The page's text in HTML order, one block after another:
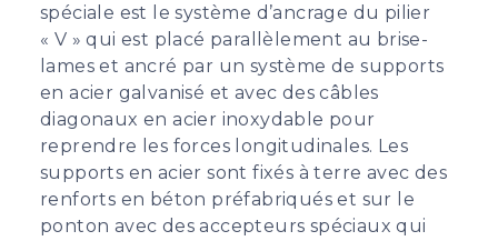
spéciale est le système d’ancrage du pilier
« V » qui est placé parallèlement au brise-
lames et ancré par un système de supports
en acier galvanisé et avec des câbles
diagonaux en acier inoxydable pour
reprendre les forces longitudinales. Les
supports en acier sont fixés à terre avec des
renforts en béton préfabriqués et sur le
ponton avec des accepteurs spéciaux qui